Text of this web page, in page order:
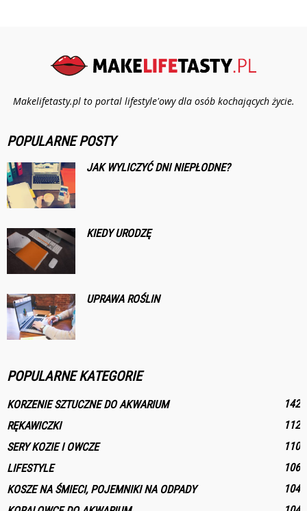
Makelifetasty.pl to portal lifestyle'owy dla osób kochających życie.
POPULARNE POSTY
JAK WYLICZYĆ DNI NIEPŁODNE?
KIEDY URODZĘ
UPRAWA ROŚLIN
POPULARNE KATEGORIE
KORZENIE SZTUCZNE DO AKWARIUM
142
RĘKAWICZKI
112
SERY KOZIE I OWCZE
110
LIFESTYLE
106
KOSZE NA ŚMIECI, POJEMNIKI NA ODPADY
104